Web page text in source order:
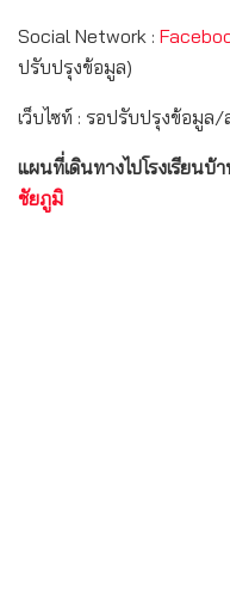
Social Network :
ปรับปรุงข้อมูล)
เว็บไซท์ : รอปรับปรุงข้อมูล
แผนที่เดินทางไปโรงเรียน
ชัยภูมิ